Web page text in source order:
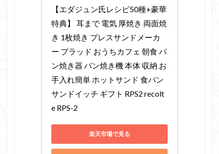
【エダジュン氏レシピ50種+豪華
特典】 耳まで 電気 厚焼き 両面焼
き 1枚焼き プレスサンドメーカ
ー プラッド おうちカフェ 朝食 パ
ン焼き器 パン焼き機 本体 収納 お
手入れ簡単 ホットサンド 食パン
サンドイッチ ギフト RPS2 recolt
e RPS-2
楽天市場で見る